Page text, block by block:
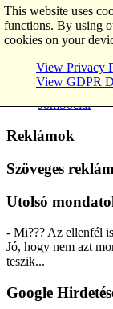
Main Menu
GDPR
Home
JomSocial
Reklámok
Szöveges
Utolsó
- Mi??? Az ellenfél
Jó, hogy nem azt
teszik...
Google
This website uses
functions. By using
cookies on your
View Privacy
View GDPR